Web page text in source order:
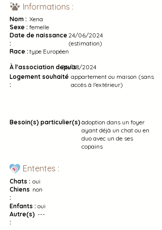
Informations :
Nom : Xena
Sexe : femelle
Date de naissance
:
24/06/2024
(estimation)
Race : type Européen
À l'association depuis :26/08/2024
Logement souhaité
:
appartement ou maison (sans
accès à l'extérieur)
Besoin(s) particulier(s) :adoption dans un foyer
ayant déjà un chat ou en
duo avec un de ses
copains
Ententes :
Chats : oui
Chiens
:
non
Enfants : oui
Autre(s)
:
---